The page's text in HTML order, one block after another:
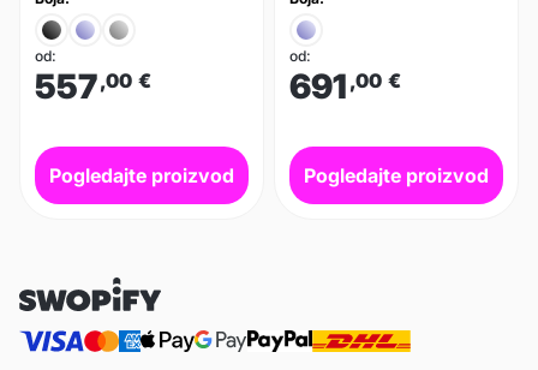
od:
557,00 €
Pogledajte proizvod
od:
691 ,00 €
Pogledajte proizvod